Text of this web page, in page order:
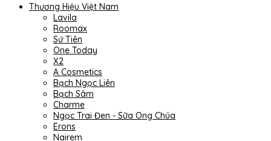
Thương Hiệu Việt Nam
Lavila
Roomax
Sứ Tiên
One Today
X2
A Cosmetics
Bạch Ngọc Liên
Bạch Sâm
Charme
Ngọc Trai Đen - Sữa Ong Chúa
Erons
Nairem